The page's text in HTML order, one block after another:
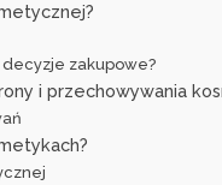
zakupowe?
i przechowywania